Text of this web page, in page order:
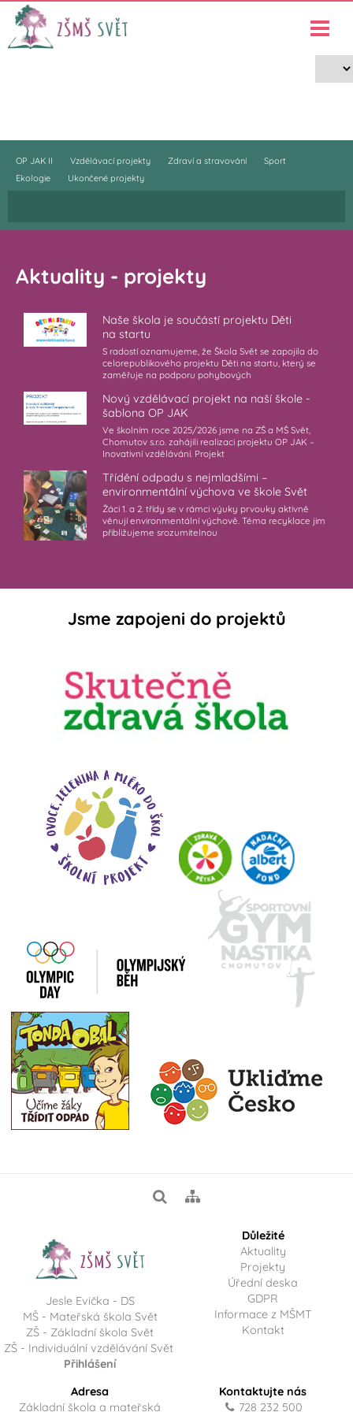
OP JAK II Vzdělávací projekty Zdraví a stravování
Sport
Ekologie
Ukončené projekty
Aktuality - projekty
Naše škola je součástí projektu Děti
na startu
S radostí oznamujeme, že Škola Svět se zapojila do
celorepublikového projektu Děti na startu, který se
zaměřuje na podporu pohybových
Nový vzdělávací projekt na naší škole -
šablona OP JAK
Ve školním roce 2025/2026 jsme na ZŠ a MŠ Svět,
Chomutov s.r.o. zahájili realizaci projektu OP JAK –
Inovativní vzdělávání. Projekt
Třídění odpadu s nejmladšími –
environmentální výchova ve škole Svět
Žáci 1. a 2. třídy se v rámci výuky prvouky aktivně
věnují environmentální výchově. Téma recyklace jim
přibližujeme srozumitelnou
Jsme zapojeni do projektů
Jesle Evička - DS
MŠ - Mateřská škola Svět
ZŠ - Základní škola Svět
ZŠ - Individuální vzdělávání Svět
Přihlášení
Důležité
Aktuality
Projekty
Úřední deska
GDPR
Informace z MŠMT
Kontakt
Adresa
Základní škola a mateřská
Kontaktujte nás
728 232 500